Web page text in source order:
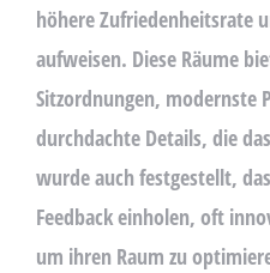
höhere Zufriedenheitsrate
aufweisen. Diese Räume
Sitzordnungen, modernste
durchdachte Details, die
wurde auch festgestellt,
Feedback einholen, oft
um ihren Raum zu